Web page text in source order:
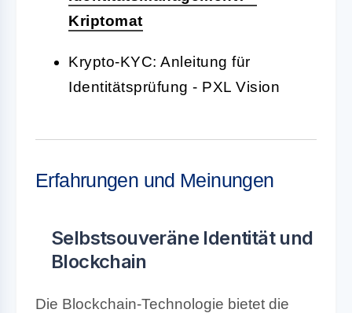
Kriptomat
Krypto-KYC: Anleitung für
Identitätsprüfung - PXL Vision
Erfahrungen und Meinungen
Selbstsouveräne Identität und
Blockchain
Die Blockchain-Technologie bietet die